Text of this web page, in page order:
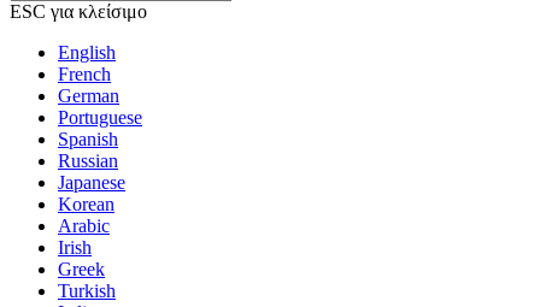
ESC για κλείσιμο
English
French
German
Portuguese
Spanish
Russian
Japanese
Korean
Arabic
Irish
Greek
Turkish